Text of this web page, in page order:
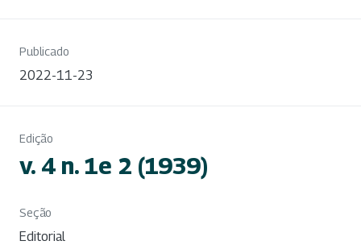
Publicado
2022-11-23
Edição
v. 4 n. 1e 2 (1939)
Seção
Editorial